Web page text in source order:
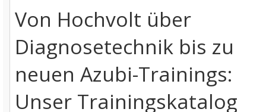
Von Hochvolt über
Diagnosetechnik bis zu
neuen Azubi-Trainings:
Unser Trainingskatalog